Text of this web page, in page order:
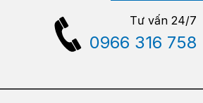
Tư vấn 24/7
0966 316 758